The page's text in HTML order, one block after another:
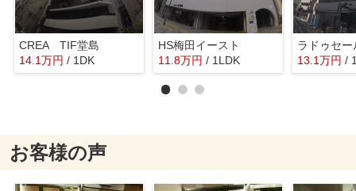
CREA TIF堂島
14.1万円 / 1DK
HS梅田イースト
11.8万円 / 1LDK 13.1万円 /
お客様の声